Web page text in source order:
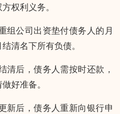
权利义务。
组公司出资垫付债务人的月
清名下所有负债。
清后，债务人需按时还款，
好准备。
新后，债务人重新向银行申